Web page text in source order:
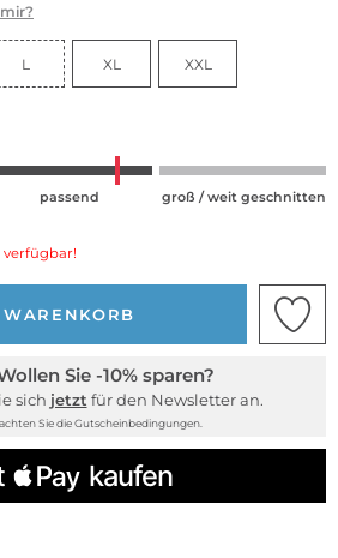
L XL XXL
passend groß / weit geschnitten
verfügbar!
Sie -10% sparen?
sich jetzt für den Newsletter an.
Sie die Gutscheinbedingungen.